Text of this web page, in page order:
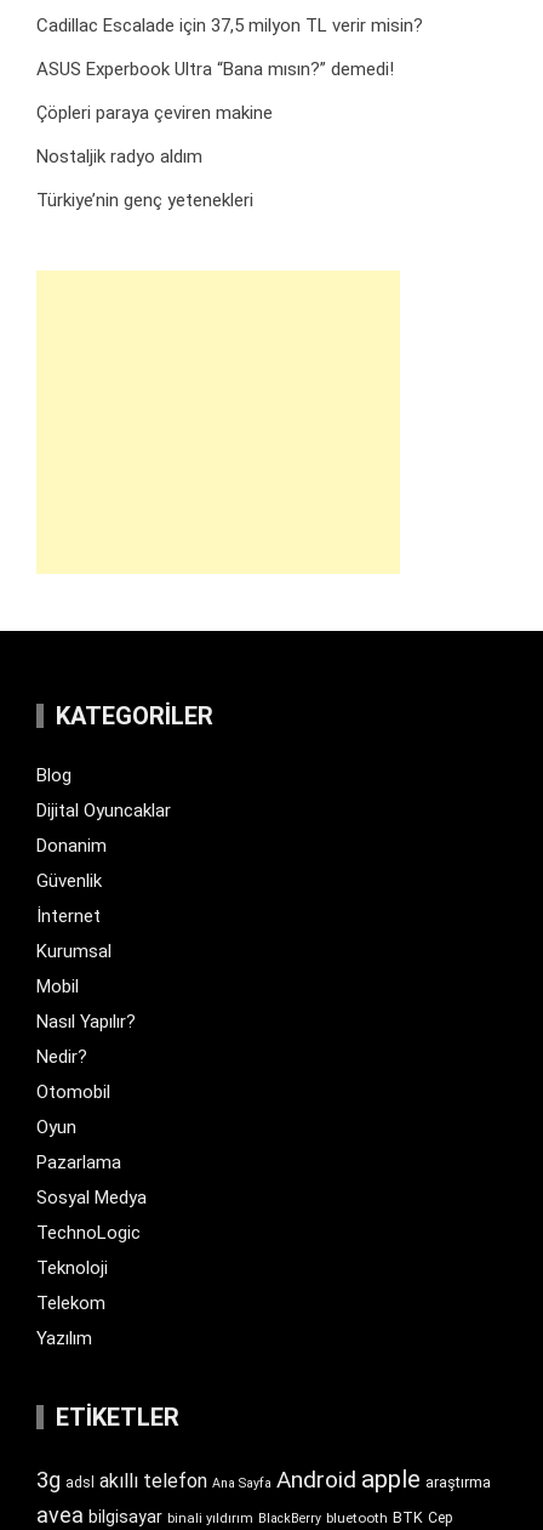
Cadillac Escalade için 37,5 milyon TL verir misin?
ASUS Experbook Ultra “Bana mısın?” demedi!
Çöpleri paraya çeviren makine
Nostaljik radyo aldım
Türkiye’nin genç yetenekleri
KATEGORILER
Blog
Dijital Oyuncaklar
Donanim
Güvenlik
İnternet
Kurumsal
Mobil
Nasıl Yapılır?
Nedir?
Otomobil
Oyun
Pazarlama
Sosyal Medya
TechnoLogic
Teknoloji
Telekom
Yazılım
ETIKETLER
3g adsl akıllı telefon Ana Sayfa Android apple araştırma
avea bilgisayar binali yıldırım BlackBerry bluetooth BTK Cep